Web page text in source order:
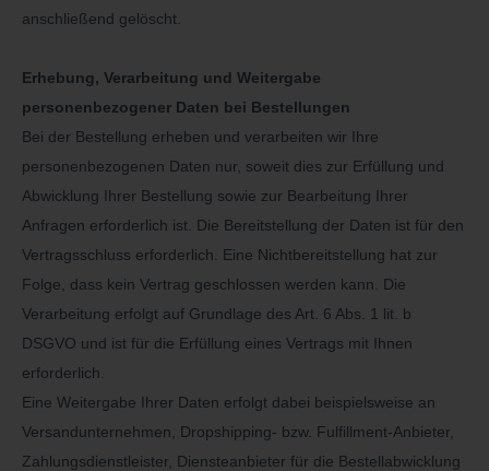
anschließend gelöscht.
Erhebung, Verarbeitung und Weitergabe
personenbezogener Daten bei Bestellungen
Bei der Bestellung erheben und verarbeiten wir Ihre
personenbezogenen Daten nur, soweit dies zur Erfüllung und
Abwicklung Ihrer Bestellung sowie zur Bearbeitung Ihrer
Anfragen erforderlich ist. Die Bereitstellung der Daten ist für den
Vertragsschluss erforderlich. Eine Nichtbereitstellung hat zur
Folge, dass kein Vertrag geschlossen werden kann. Die
Verarbeitung erfolgt auf Grundlage des Art. 6 Abs. 1 lit. b
DSGVO und ist für die Erfüllung eines Vertrags mit Ihnen
erforderlich.
Eine Weitergabe Ihrer Daten erfolgt dabei beispielsweise an
Versandunternehmen, Dropshipping- bzw. Fulfillment-Anbieter,
Zahlungsdienstleister, Diensteanbieter für die Bestellabwicklung